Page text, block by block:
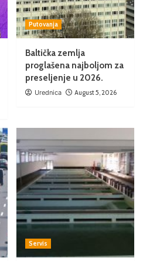
Putovanja
Baltička zemlja
proglašena najboljom za
preseljenje u 2026.
Urednica August 5, 2026
Servis